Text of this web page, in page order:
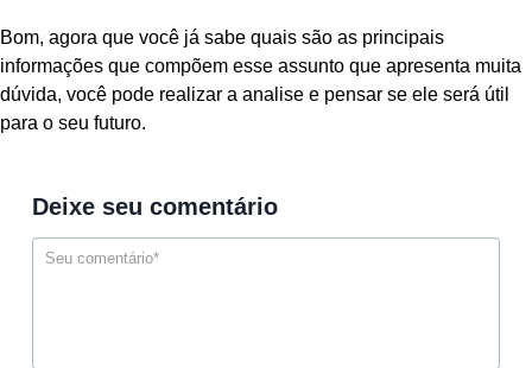
Bom, agora que você já sabe quais são as principais
informações que compõem esse assunto que apresenta muita
dúvida, você pode realizar a analise e pensar se ele será útil
para o seu futuro.
Deixe seu comentário